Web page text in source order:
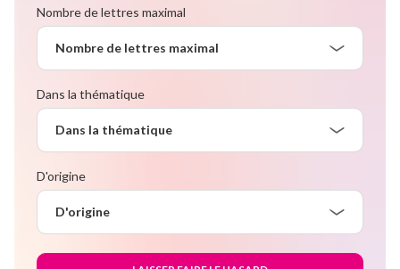
Nombre de lettres maximal
Nombre de lettres maximal
Dans la thématique
Dans la thématique
D'origine
D'origine